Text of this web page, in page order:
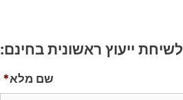
לשיחת ייעוץ ראשונית בחינם:
שם מלא*